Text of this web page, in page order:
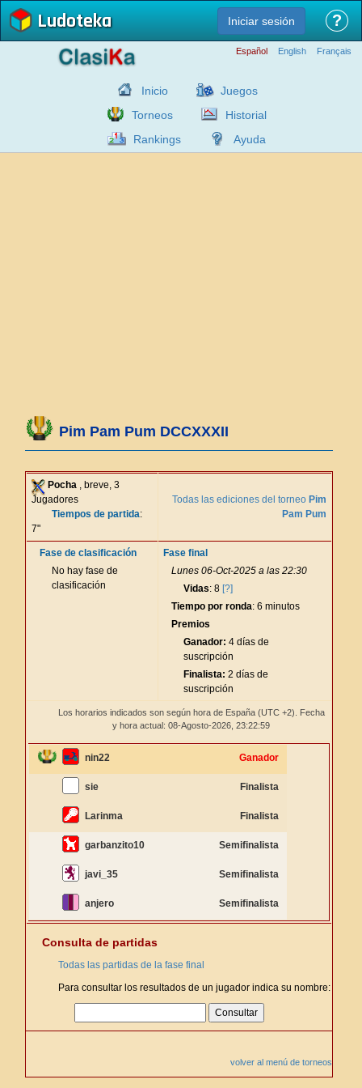
Ludoteka Iniciar sesión ?
Español English Français
Inicio
Juegos
Torneos
Historial
Rankings
Ayuda
Pim Pam Pum DCCXXXII
Pocha , breve, 3
Jugadores
Tiempos de partida:
7"
Todas las ediciones del torneo Pim
Pam Pum
Fase de clasificación
No hay fase de
clasificación
Fase final
Lunes 06-Oct-2025 a las 22:30
Vidas: 8 [?]
Tiempo por ronda: 6 minutos
Premios
Ganador: 4 días de
suscripción
Finalista: 2 días de
suscripción
Los horarios indicados son según hora de España (UTC +2). Fecha
y hora actual: 08-Agosto-2026, 23:22:59
nin22 Ganador
sie Finalista
Larinma Finalista
garbanzito10 Semifinalista
javi_35 Semifinalista
anjero Semifinalista
Consulta de partidas
Todas las partidas de la fase final
Para consultar los resultados de un jugador indica su nombre:
volver al menú de torneos